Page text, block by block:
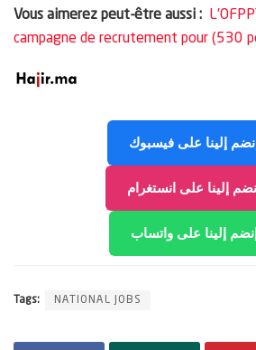
Vous aimerez peut-être aussi :
campagne de recrutement pour (530
إنضم إلينا على فيسبوك
إنضم إلينا على انستغرام
إنضم إلينا على واتساب
Tags: NATIONAL JOBS